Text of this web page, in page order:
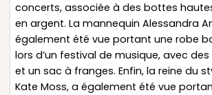
concerts, associée à des bottes
en argent. La mannequin Alessandra
également été vue portant une robe
lors d’un festival de musique, avec
et un sac à franges. Enfin, la reine du
Kate Moss, a également été vue